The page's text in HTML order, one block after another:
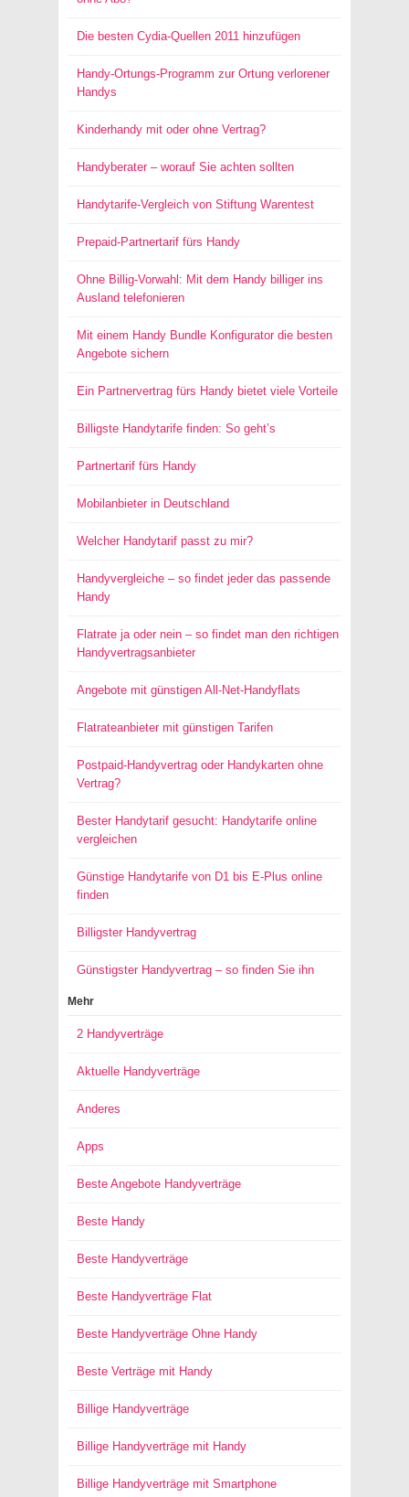
Die besten Cydia-Quellen 2011 hinzufügen
Handy-Ortungs-Programm zur Ortung verlorener
Handys
Kinderhandy mit oder ohne Vertrag?
Handyberater – worauf Sie achten sollten
Handytarife-Vergleich von Stiftung Warentest
Prepaid-Partnertarif fürs Handy
Ohne Billig-Vorwahl: Mit dem Handy billiger ins
Ausland telefonieren
Mit einem Handy Bundle Konfigurator die besten
Angebote sichern
Ein Partnervertrag fürs Handy bietet viele Vorteile
Billigste Handytarife finden: So geht’s
Partnertarif fürs Handy
Mobilanbieter in Deutschland
Welcher Handytarif passt zu mir?
Handyvergleiche – so findet jeder das passende
Handy
Flatrate ja oder nein – so findet man den richtigen
Handyvertragsanbieter
Angebote mit günstigen All-Net-Handyflats
Flatrateanbieter mit günstigen Tarifen
Postpaid-Handyvertrag oder Handykarten ohne
Vertrag?
Bester Handytarif gesucht: Handytarife online
vergleichen
Günstige Handytarife von D1 bis E-Plus online
finden
Billigster Handyvertrag
Günstigster Handyvertrag – so finden Sie ihn
Mehr
2 Handyverträge
Aktuelle Handyverträge
Anderes
Apps
Beste Angebote Handyverträge
Beste Handy
Beste Handyverträge
Beste Handyverträge Flat
Beste Handyverträge Ohne Handy
Beste Verträge mit Handy
Billige Handyverträge
Billige Handyverträge mit Handy
Billige Handyverträge mit Smartphone